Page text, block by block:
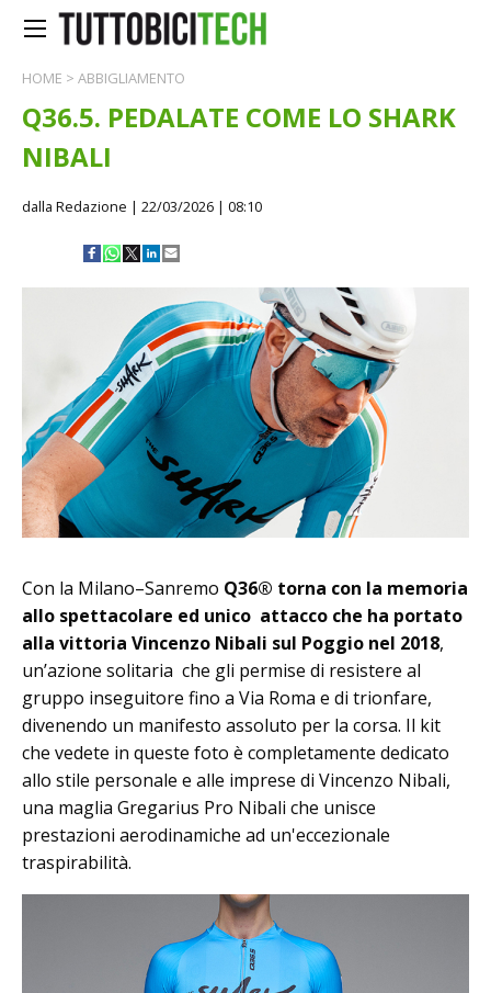
HOME > ABBIGLIAMENTO
Q36.5. PEDALATE COME LO SHARK
NIBALI
dalla Redazione | 22/03/2026 | 08:10
Con la Milano–Sanremo Q36® torna con la memoria
allo spettacolare ed unico attacco che ha portato
alla vittoria Vincenzo Nibali sul Poggio nel 2018,
un’azione solitaria che gli permise di resistere al
gruppo inseguitore fino a Via Roma e di trionfare,
divenendo un manifesto assoluto per la corsa. Il kit
che vedete in queste foto è completamente dedicato
allo stile personale e alle imprese di Vincenzo Nibali,
una maglia Gregarius Pro Nibali che unisce
prestazioni aerodinamiche ad un'eccezionale
traspirabilità.